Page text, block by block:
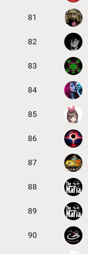
81
82
83
84
85
86
87
88
89
90